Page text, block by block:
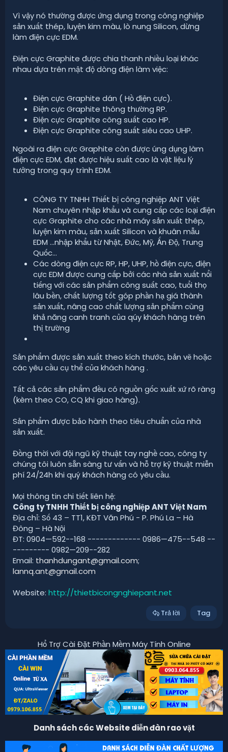
Vì vậy nó thường được ứng dụng trong công nghiệp
sản xuất thép, luyện kim màu, lò nung Silicon, dừng
làm điện cực EDM.
Điện cực Graphite được chia thanh nhiều loại khác
nhau dựa trên mật độ dòng điện làm việc:
Điện cực Graphite dán ( Hồ điện cực).
Điện cực Graphite thông thường RP.
Điện cực Graphite công suất cao HP.
Điện cực Graphite công suất siêu cao UHP.
Ngoài ra điện cực Graphite còn được úng dụng làm
điện cực EDM, đạt được hiệu suất cao là vật liệu lý
tưởng trong quy trình EDM.
CÔNG TY TNHH Thiết bị công nghiệp ANT Việt
Nam chuyên nhập khẩu và cung cấp các loại điện
cực Graphite cho các nhà máy sản xuất thép,
luyện kim màu, sản xuất Silicon và khuân mẫu
EDM …nhập khẩu từ Nhật, Đức, Mỹ, Ấn Độ, Trung
Quốc…
Các dòng điện cực RP, HP, UHP, hồ điện cực, điện
cực EDM được cung cấp bởi các nhà sản xuất nổi
tiếng với các sản phẩm công suất cao, tuổi thọ
lâu bền, chất lượng tốt góp phần hạ giá thành
sản xuất, nâng cao chất lượng sản phẩm cùng
khả năng canh tranh của qúy khách hàng trên
thị trường
Sản phẩm được sản xuất theo kích thước, bản vẽ hoặc
các yêu cầu cụ thể của khách hàng .
Tất cả các sản phẩm đều có nguồn gốc xuất xứ rõ ràng
(kèm theo CO, CQ khi giao hàng).
Sản phẩm được bảo hành theo tiêu chuẩn của nhà
sản xuất.
Đồng thời với đội ngũ kỹ thuật tay nghề cao, công ty
chúng tôi luôn sẵn sàng tư vấn và hỗ trợ kỹ thuật miễn
phí 24/24h khi quý khách hàng có yêu cầu.
Mọi thông tin chi tiết liên hệ:
Công ty TNHH Thiết bị công nghiệp ANT Việt Nam
Địa chỉ: Số 43 – TT1, KĐT Văn Phú - P. Phú La – Hà
Đông – Hà Nội
ĐT: 0904—592--168 ------------- 0986—475--548 --
--------- 0982—209--282
Email: thanhdungant@gmail.com;
lannq.ant@gmail.com
Website: http://thietbicongnghiepant.net
Trả lời Tag
Hổ Trợ Cài Đặt Phần Mềm Máy Tính Online
Danh sách các Website diễn đàn rao vặt